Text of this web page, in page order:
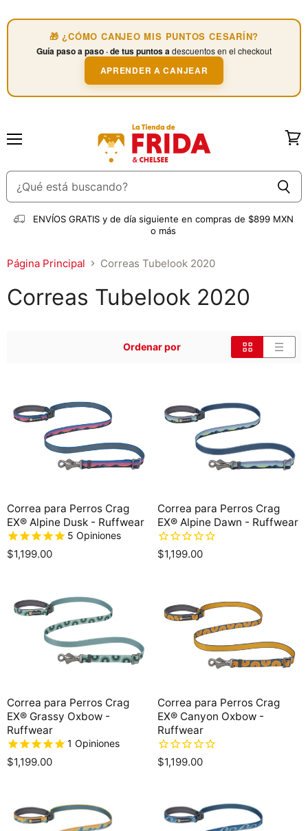
🎁 ¿CÓMO CANJEO MIS PUNTOS CESARÍN?
Guía paso a paso · de tus puntos adescuentos en el checkout
APRENDER A CANJEAR
ENVÍOS GRATIS y de día siguiente en compras de $899 MXN
o más
Página Principal Correas Tubelook 2020
Correas Tubelook 2020
Ordenar por
Correa para Perros Crag
EX® Alpine Dusk - Ruffwear
5 Opiniones
$1,199.00
Correa para Perros Crag
EX® Alpine Dawn - Ruffwear
$1,199.00
Correa para Perros Crag
EX® Grassy Oxbow -
Ruffwear
1 Opiniones
$1,199.00
Correa para Perros Crag
EX® Canyon Oxbow -
Ruffwear
$1,199.00